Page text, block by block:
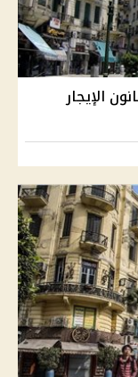
الإيجار